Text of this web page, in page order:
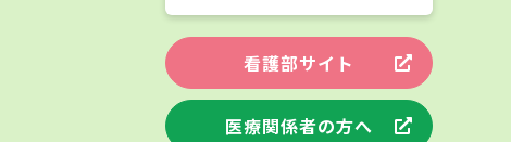
看護部サイト
医療関係者の方へ